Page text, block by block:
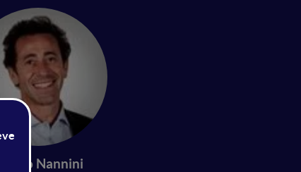
Marco Nannini